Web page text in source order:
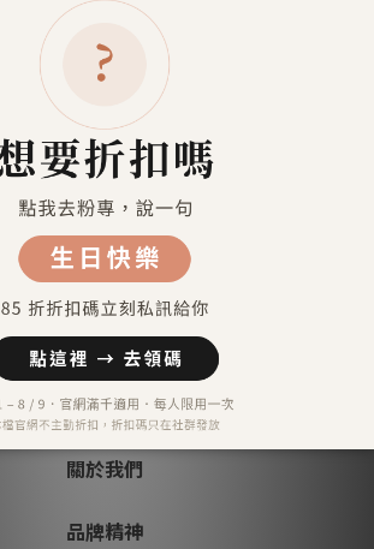
信用卡付款（SHOPLINE Pay）
LINE Pay
匯款 (台灣脈騰指定帳號)
信用卡分期付款-三期
顧客評價
尚未有任何評價
關於我們
品牌精神